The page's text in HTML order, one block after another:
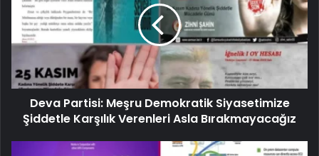
Deva Partisi: Meşru Demokratik Siyasetimize
Şiddetle Karşılık Verenleri Asla Bırakmayacağız